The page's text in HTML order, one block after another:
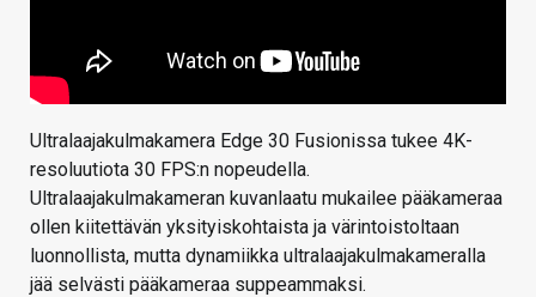
Ultralaajakulmakamera Edge 30 Fusionissa tukee 4K-
resoluutiota 30 FPS:n nopeudella.
Ultralaajakulmakameran kuvanlaatu mukailee pääkameraa
ollen kiitettävän yksityiskohtaista ja värintoistoltaan
luonnollista, mutta dynamiikka ultralaajakulmakameralla
jää selvästi pääkameraa suppeammaksi.